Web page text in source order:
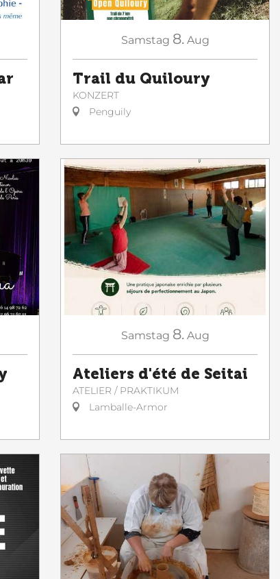
Samstag 8. Aug
Trail du Quiloury
KONZERT
Penguily
Samstag 8. Aug
Ateliers d'été de Seitai
ATELIER / PRAKTIKUM
Lamballe-Armor